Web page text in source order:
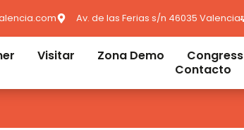
Av. de las Ferias s/n 46035 Valencia
Visitar Zona Demo Congress
Contacto